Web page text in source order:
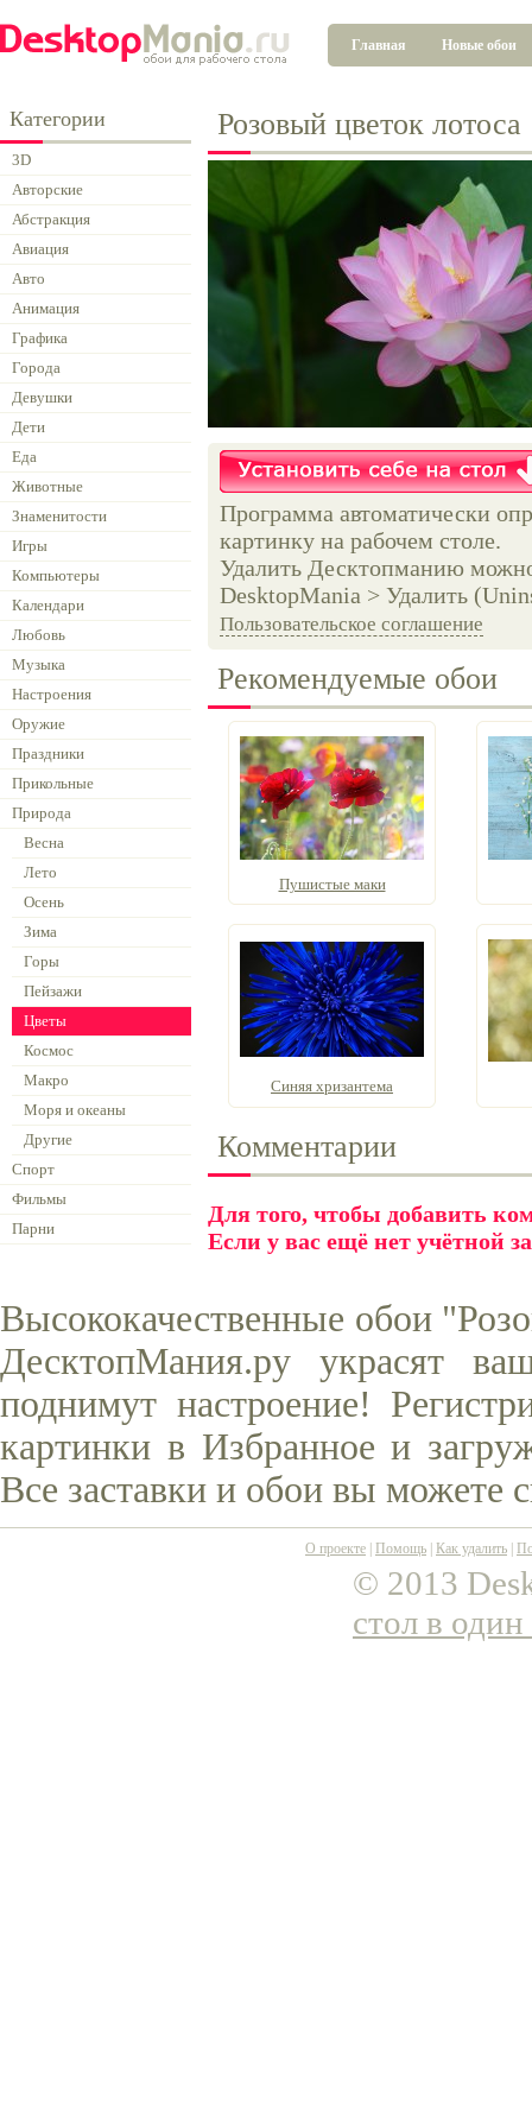
Главная Новые обои
Категории
3D
Авторские
Абстракция
Авиация
Авто
Анимация
Графика
Города
Девушки
Дети
Еда
Животные
Знаменитости
Игры
Компьютеры
Календари
Любовь
Музыка
Настроения
Оружие
Праздники
Прикольные
Природа
Весна
Лето
Осень
Зима
Горы
Пейзажи
Цветы
Космос
Макро
Моря и океаны
Другие
Спорт
Фильмы
Парни
Розовый цветок лотоса
Программа автоматически
картинку на рабочем столе.
Удалить Десктопманию
DesktopMania > Удалить
Пользовательское соглашение
Рекомендуемые обои
Пушистые маки
Синяя хризантема
Комментарии
Для того, чтобы добавить
Если у вас ещё нет учётной
Высококачественные обои
ДесктопМания.ру украсят
поднимут настроение!
картинки в Избранное и
Все заставки и обои вы можете
О проекте Помощь Как удалить
© 2013
стол в